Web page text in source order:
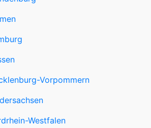
Vorpommern
Westfalen